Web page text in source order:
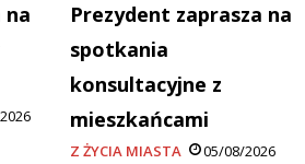
na
Prezydent zaprasza na
spotkania
konsultacyjne z
mieszkańcami
Z ŻYCIA MIASTA 05/08/2026